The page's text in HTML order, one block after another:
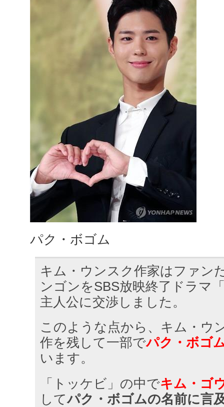
パク・ボゴム
キム・ウンスク作家はファン
ンゴンをSBS放映終了ドラマ
主人公に交渉しました。
このような点から、キム・ウ
作を残して一部でパク・ボゴ
います。
「トッケビ」の中でキム・ゴ
してパク・ボゴムの名前に言